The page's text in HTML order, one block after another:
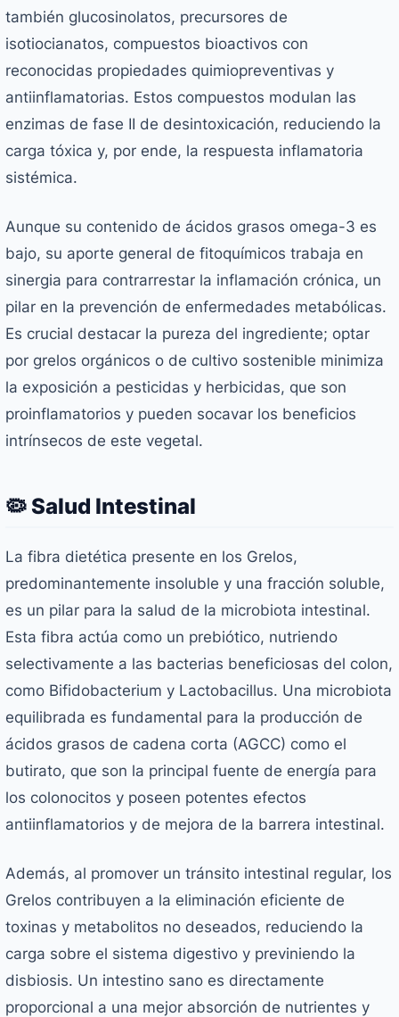
también glucosinolatos, precursores de
isotiocianatos, compuestos bioactivos con
reconocidas propiedades quimiopreventivas y
antiinflamatorias. Estos compuestos modulan las
enzimas de fase II de desintoxicación, reduciendo la
carga tóxica y, por ende, la respuesta inflamatoria
sistémica.
Aunque su contenido de ácidos grasos omega-3 es
bajo, su aporte general de fitoquímicos trabaja en
sinergia para contrarrestar la inflamación crónica, un
pilar en la prevención de enfermedades metabólicas.
Es crucial destacar la pureza del ingrediente; optar
por grelos orgánicos o de cultivo sostenible minimiza
la exposición a pesticidas y herbicidas, que son
proinflamatorios y pueden socavar los beneficios
intrínsecos de este vegetal.
🦠 Salud Intestinal
La fibra dietética presente en los Grelos,
predominantemente insoluble y una fracción soluble,
es un pilar para la salud de la microbiota intestinal.
Esta fibra actúa como un prebiótico, nutriendo
selectivamente a las bacterias beneficiosas del colon,
como Bifidobacterium y Lactobacillus. Una microbiota
equilibrada es fundamental para la producción de
ácidos grasos de cadena corta (AGCC) como el
butirato, que son la principal fuente de energía para
los colonocitos y poseen potentes efectos
antiinflamatorios y de mejora de la barrera intestinal.
Además, al promover un tránsito intestinal regular, los
Grelos contribuyen a la eliminación eficiente de
toxinas y metabolitos no deseados, reduciendo la
carga sobre el sistema digestivo y previniendo la
disbiosis. Un intestino sano es directamente
proporcional a una mejor absorción de nutrientes y